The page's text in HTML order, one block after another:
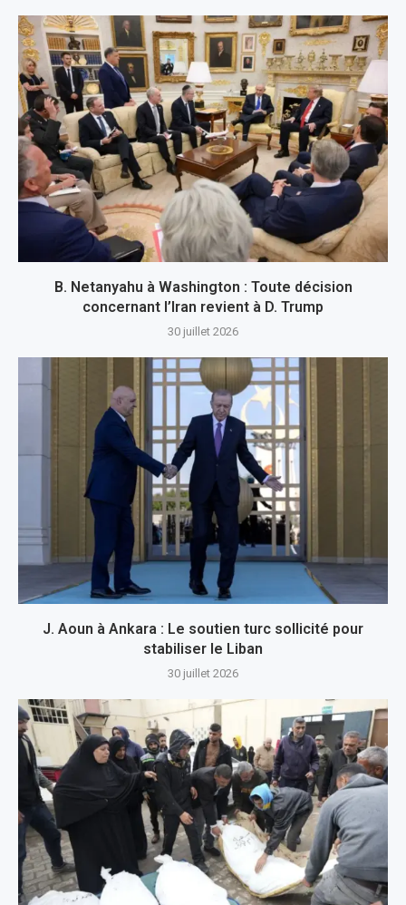
B. Netanyahu à Washington : Toute décision
concernant l’Iran revient à D. Trump
30 juillet 2026
J. Aoun à Ankara : Le soutien turc sollicité pour
stabiliser le Liban
30 juillet 2026